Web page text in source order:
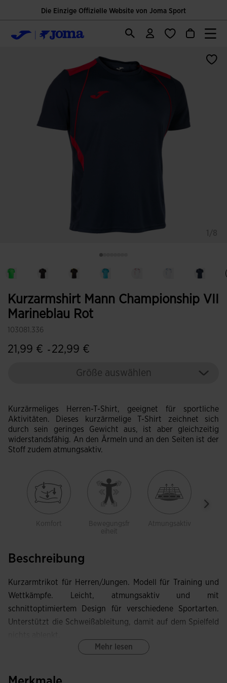
Die Einzige Offizielle Website von Joma Sport
Kurzarmshirt Mann Championship VII
Marineblau Rot
103081.336
21,99 € - 22,99 €
Größe auswählen
Kurzärmeliges Herren-T-Shirt, geeignet für sportliche
Aktivitäten. Dieses kurzärmelige T-Shirt zeichnet sich
durch sein geringes Gewicht aus, ist aber gleichzeitig
widerstandsfähig. An den Ärmeln und an den Seiten ist der
Stoff zudem atmungsaktiv.
Komfort
Bewegungsfr
eiheit
Atmungsaktiv
Beschreibung
Kurzarmtrikot für Herren/Jungen. Modell für Training und
Wettkämpfe. Leicht, atmungsaktiv und mit
schnittoptimiertem Design für verschiedene Sportarten.
Unterstützt die Schweißableitung, damit auf dem Spielfeld
Mehr lesen